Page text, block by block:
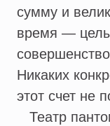
сумму и
время —
Никаких
этот счет не
Театр